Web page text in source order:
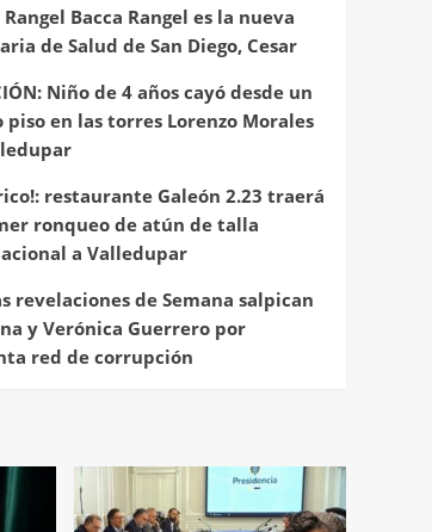
Bacca Rangel es la nueva
de Salud de San Diego, Cesar
Niño de 4 años cayó desde un
piso en las torres Lorenzo Morales
restaurante Galeón 2.23 traerá
ronqueo de atún de talla
a Valledupar
revelaciones de Semana salpican
y Verónica Guerrero por
red de corrupción